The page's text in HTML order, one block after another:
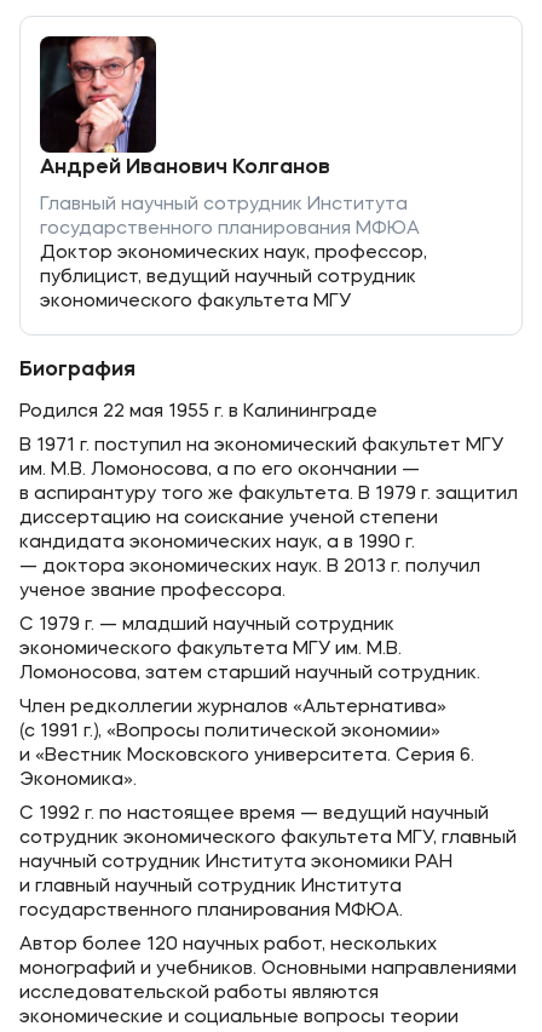
Андрей Иванович Колганов
Главный научный сотрудник Института
государственного планирования МФЮА
Доктор экономических наук, профессор,
публицист, ведущий научный сотрудник
экономического факультета МГУ
Биография
Родился 22 мая 1955 г. в Калининграде
В 1971 г. поступил на экономический факультет МГУ
им. М.В. Ломоносова, а по его окончании —
в аспирантуру того же факультета. В 1979 г. защитил
диссертацию на соискание ученой степени
кандидата экономических наук, а в 1990 г.
— доктора экономических наук. В 2013 г. получил
ученое звание профессора.
С 1979 г. — младший научный сотрудник
экономического факультета МГУ им. М.В.
Ломоносова, затем старший научный сотрудник.
Член редколлегии журналов «Альтернатива»
(с 1991 г.), «Вопросы политической экономии»
и «Вестник Московского университета. Серия 6.
Экономика».
С 1992 г. по настоящее время — ведущий научный
сотрудник экономического факультета МГУ, главный
научный сотрудник Института экономики РАН
и главный научный сотрудник Института
государственного планирования МФЮА.
Автор более 120 научных работ, нескольких
монографий и учебников. Основными направлениями
исследовательской работы являются
экономические и социальные вопросы теории